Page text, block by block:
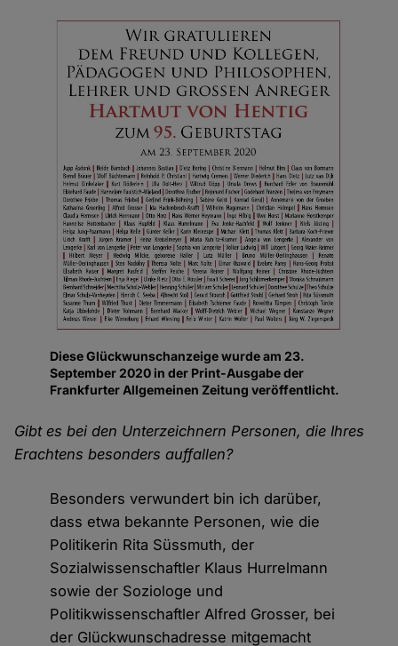
Diese Glückwunschanzeige wurde am 23.
September 2020 in der Print-Ausgabe der
Frankfurter Allgemeinen Zeitung veröffentlicht.
Gibt es bei den Unterzeichnern Personen, die Ihres
Erachtens besonders auffallen?
Besonders verwundert bin ich darüber,
dass etwa bekannte Personen, wie die
Politikerin Rita Süssmuth, der
Sozialwissenschaftler Klaus Hurrelmann
sowie der Soziologe und
Politikwissenschaftler Alfred Grosser, bei
der Glückwunschadresse mitgemacht